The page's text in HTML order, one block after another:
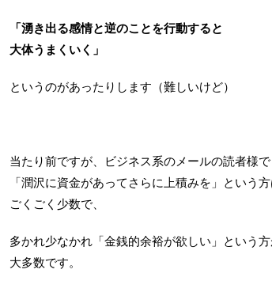
「湧き出る感情と逆のことを行動すると
大体うまくいく」
というのがあったりします（難しいけど）
当たり前ですが、ビジネス系のメールの読者様で
「潤沢に資金があってさらに上積みを」という
ごくごく少数で、
多かれ少なかれ「金銭的余裕が欲しい」という
大多数です。